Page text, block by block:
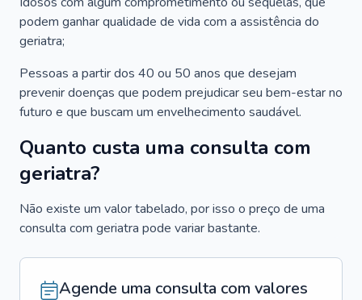
podem ganhar qualidade de vida com a assistência do
geriatra;
Pessoas a partir dos 40 ou 50 anos que desejam
prevenir doenças que podem prejudicar seu bem-estar no
futuro e que buscam um envelhecimento saudável.
Quanto custa uma consulta com
geriatra?
Não existe um valor tabelado, por isso o preço de uma
consulta com geriatra pode variar bastante.
Agende uma consulta com valores